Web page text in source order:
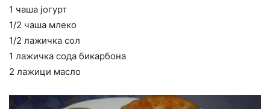
1 чаша јогурт
1/2 чаша млеко
1/2 лажичка сол
1 лажичка сода бикарбона
2 лажици масло